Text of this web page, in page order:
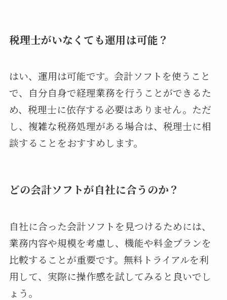
税理士がいなくても運用は可能？
はい、運用は可能です。会計ソフトを使うこと
で、自分自身で経理業務を行うことができるた
め、税理士に依存する必要はありません。ただ
し、複雑な税務処理がある場合は、税理士に相
談することをおすすめします。
どの会計ソフトが自社に合うのか？
自社に合った会計ソフトを見つけるためには、
業務内容や規模を考慮し、機能や料金プランを
比較することが重要です。無料トライアルを利
用して、実際に操作感を試してみると良いでし
ょう。